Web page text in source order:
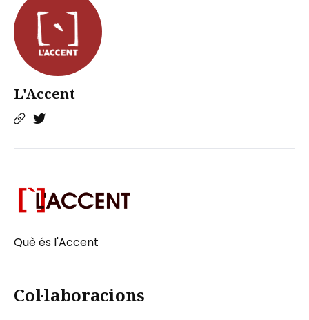
L'Accent
Què és l'Accent
Col·laboracions